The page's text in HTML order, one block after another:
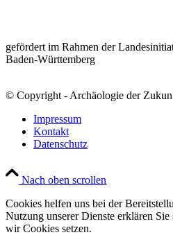
gefördert im Rahmen der
Baden-Württemberg
© Copyright - Archäologie der
Impressum
Kontakt
Datenschutz
Nach oben scrollen
Cookies helfen uns bei der
Nutzung unserer Dienste erklären Sie
wir Cookies setzen.